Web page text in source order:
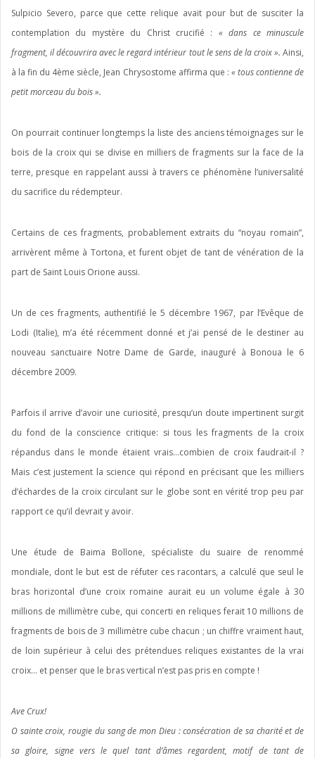
Sulpicio Severo, parce que cette relique avait pour but de susciter la
contemplation du mystère du Christ crucifié : « dans ce minuscule
fragment, il découvrira avec le regard intérieur tout le sens de la croix ». Ainsi,
à la fin du 4ème siècle, Jean Chrysostome affirma que : « tous contienne de
petit morceau du bois ».
On pourrait continuer longtemps la liste des anciens témoignages sur le
bois de la croix qui se divise en milliers de fragments sur la face de la
terre, presque en rappelant aussi à travers ce phénomène l’universalité
du sacrifice du rédempteur.
Certains de ces fragments, probablement extraits du “noyau romain”,
arrivèrent même à Tortona, et furent objet de tant de vénération de la
part de Saint Louis Orione aussi.
Un de ces fragments, authentifié le 5 décembre 1967, par l’Evêque de
Lodi (Italie), m’a été récemment donné et j’ai pensé de le destiner au
nouveau sanctuaire Notre Dame de Garde, inauguré à Bonoua le 6
décembre 2009.
Parfois il arrive d’avoir une curiosité, presqu’un doute impertinent surgit
du fond de la conscience critique: si tous les fragments de la croix
répandus dans le monde étaient vrais…combien de croix faudrait-il ?
Mais c’est justement la science qui répond en précisant que les milliers
d’échardes de la croix circulant sur le globe sont en vérité trop peu par
rapport ce qu’il devrait y avoir.
Une étude de Baima Bollone, spécialiste du suaire de renommé
mondiale, dont le but est de réfuter ces racontars, a calculé que seul le
bras horizontal d’une croix romaine aurait eu un volume égale à 30
millions de millimètre cube, qui concerti en reliques ferait 10 millions de
fragments de bois de 3 millimètre cube chacun ; un chiffre vraiment haut,
de loin supérieur à celui des prétendues reliques existantes de la vrai
croix… et penser que le bras vertical n’est pas pris en compte !
Ave Crux!
O sainte croix, rougie du sang de mon Dieu : consécration de sa charité et de
sa gloire, signe vers le quel tant d’âmes regardent, motif de tant de